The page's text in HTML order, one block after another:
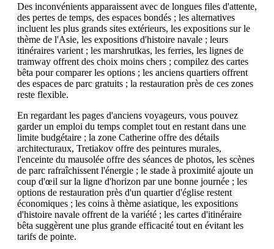
Des inconvénients apparaissent avec de longues files d'attente,
des pertes de temps, des espaces bondés ; les alternatives
incluent les plus grands sites extérieurs, les expositions sur le
thème de l'Asie, les expositions d'histoire navale ; leurs
itinéraires varient ; les marshrutkas, les ferries, les lignes de
tramway offrent des choix moins chers ; compilez des cartes
bêta pour comparer les options ; les anciens quartiers offrent
des espaces de parc gratuits ; la restauration près de ces zones
reste flexible.
En regardant les pages d'anciens voyageurs, vous pouvez
garder un emploi du temps complet tout en restant dans une
limite budgétaire ; la zone Catherine offre des détails
architecturaux, Tretiakov offre des peintures murales,
l'enceinte du mausolée offre des séances de photos, les scènes
de parc rafraîchissent l'énergie ; le stade à proximité ajoute un
coup d'œil sur la ligne d'horizon par une bonne journée ; les
options de restauration près d'un quartier d'église restent
économiques ; les coins à thème asiatique, les expositions
d'histoire navale offrent de la variété ; les cartes d'itinéraire
bêta suggèrent une plus grande efficacité tout en évitant les
tarifs de pointe.